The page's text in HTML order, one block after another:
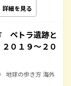
詳細を見る
ペトラ遺跡と
０１９～２０
地球の歩き方 海外